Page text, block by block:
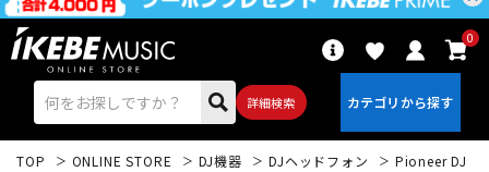
詳細検索
0
TOP ONLINE STORE DJ機器 DJヘッドフォン Pioneer DJ